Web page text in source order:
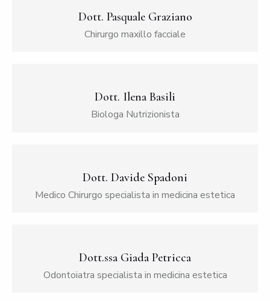
Dott. Pasquale Graziano
Chirurgo maxillo facciale
Dott. Ilena Basili
Biologa Nutrizionista
Dott. Davide Spadoni
Medico Chirurgo specialista in medicina estetica
Dott.ssa Giada Petricca
Odontoiatra specialista in medicina estetica